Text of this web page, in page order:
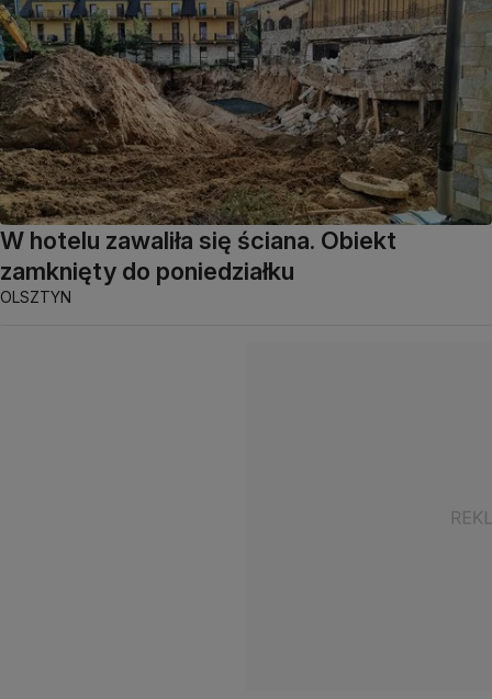
W hotelu zawaliła się ściana. Obiekt
zamknięty do poniedziałku
OLSZTYN